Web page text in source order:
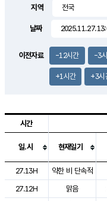
지역
날짜
이전자료 -12시간 -3
+1시간 +3시
도시별 기상실황표로 지점
시간
일.시 현재일기
27.13H
약한 비 단속적
27.12H
맑음